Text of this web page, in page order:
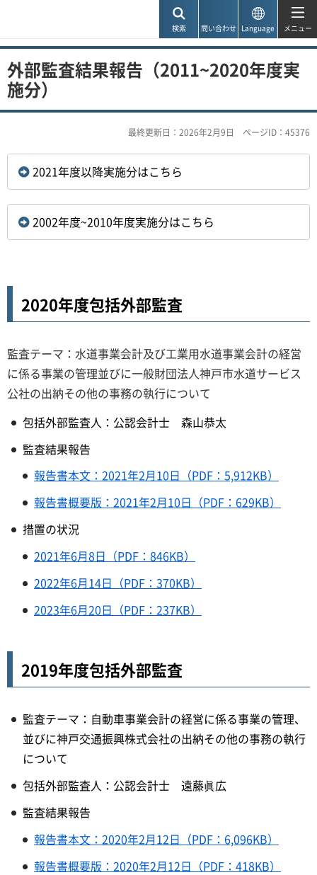
検索 問い合わせ Language メニュー
外部監査結果報告（2011~2020年度実
施分）
最終更新日：2026年2月9日 ページID：45376
2021年度以降実施分はこちら
2002年度~2010年度実施分はこちら
2020年度包括外部監査
監査テーマ：水道事業会計及び工業用水道事業会計の経営
に係る事業の管理並びに一般財団法人神戸市水道サービス
公社の出納その他の事務の執行について
包括外部監査人：公認会計士 森山恭太
監査結果報告
報告書本文：2021年2月10日（PDF：5,912KB）
報告書概要版：2021年2月10日（PDF：629KB）
措置の状況
2021年6月8日（PDF：846KB）
2022年6月14日（PDF：370KB）
2023年6月20日（PDF：237KB）
2019年度包括外部監査
監査テーマ：自動車事業会計の経営に係る事業の管理、
並びに神戸交通振興株式会社の出納その他の事務の執行
について
包括外部監査人：公認会計士 遠藤眞広
監査結果報告
報告書本文：2020年2月12日（PDF：6,096KB）
報告書概要版：2020年2月12日（PDF：418KB）